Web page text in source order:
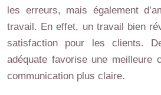
les erreurs, mais également
travail. En effet, un travail bien
satisfaction pour les clients.
adéquate favorise une meilleure
communication plus claire.